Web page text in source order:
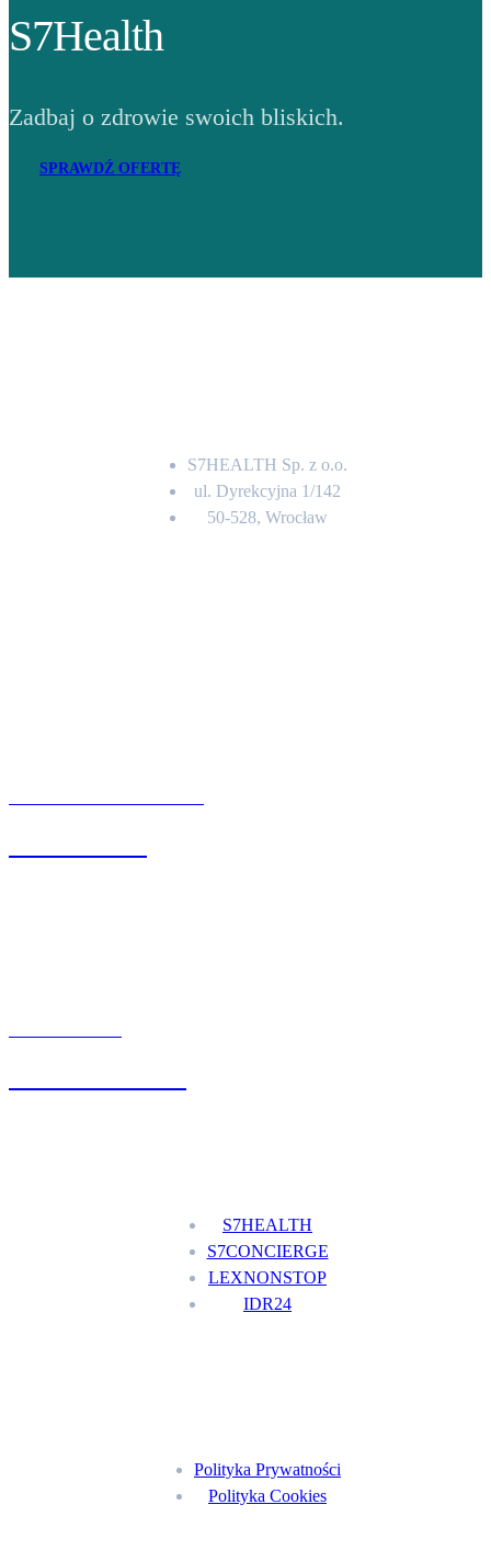
S7Health
Zadbaj o zdrowie swoich bliskich.
SPRAWDŹ OFERTĘ
S7HEALTH Sp. z o.o.
ul. Dyrekcyjna 1/142
50-528, Wrocław
S7HEALTH
S7CONCIERGE
LEXNONSTOP
IDR24
Polityka Prywatności
Polityka Cookies